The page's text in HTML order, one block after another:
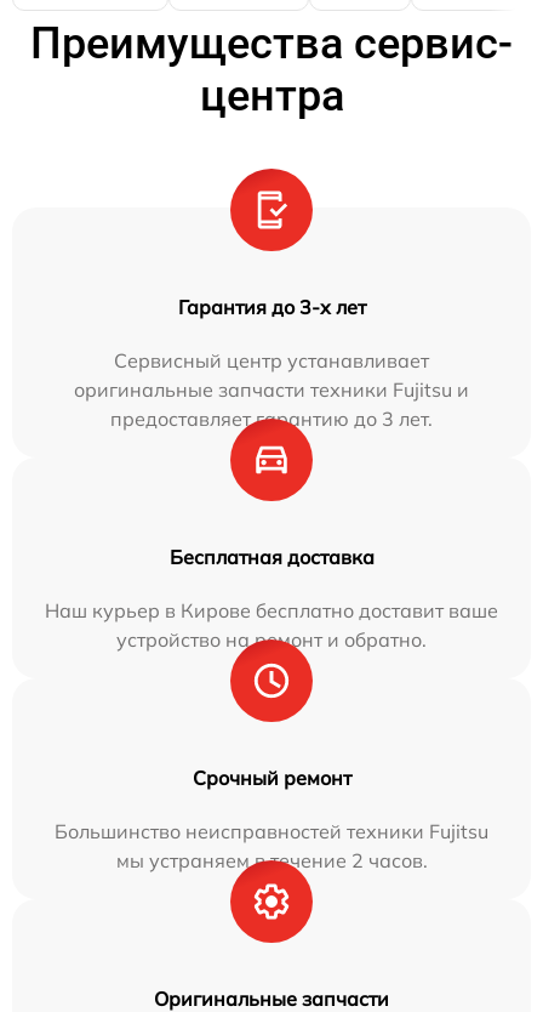
Преимущества сервис-
центра
Гарантия до 3-х лет
Сервисный центр устанавливает
оригинальные запчасти техники Fujitsu и
предоставляет гарантию до 3 лет.
Бесплатная доставка
Наш курьер в Кирове бесплатно доставит ваше
устройство на ремонт и обратно.
Срочный ремонт
Большинство неисправностей техники Fujitsu
мы устраняем в течение 2 часов.
Оригинальные запчасти